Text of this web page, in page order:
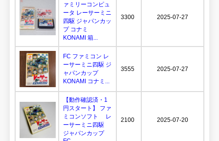
ァミリーコンピュ
ータ レーサーミニ
四駆 ジャパンカッ
プ コナミ
KONAMI 箱...
3300 2025-07-27
FC ファミコン レ
ーサーミニ四駆 ジ
ャパンカップ
KONAMI コナミ...
3555 2025-07-27
【動作確認済・1
円スタート】 ファ
ミコンソフト レ
ーサーミニ四駆
ジャパンカップ
2100 2025-07-20